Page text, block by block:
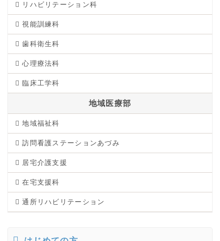
リハビリテーション科
視能訓練科
歯科衛生科
心理療法科
臨床工学科
地域医療部
地域福祉科
訪問看護ステーションあづみ
居宅介護支援
在宅支援科
通所リハビリテーション